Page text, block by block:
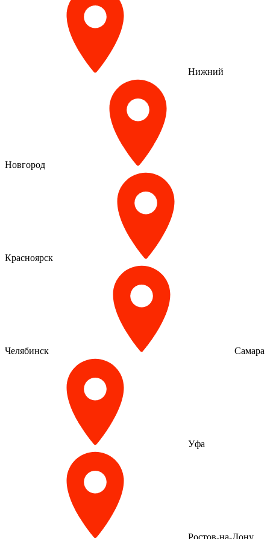
Нижний
Новгород
Красноярск
Челябинск Самара
Уфа
Ростов-на-Дону